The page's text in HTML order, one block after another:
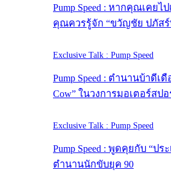
Pump Speed : หากคุณเคยไ
คุณควรรู้จัก “ขวัญชัย ปภัสร์
Exclusive Talk : Pump Speed
Pump Speed : ตำนานบ้าดีเ
Cow” ในวงการมอเตอร์สป
Exclusive Talk : Pump Speed
Pump Speed : พูดคุยกับ “ป
ตำนานนักขับยุค 90